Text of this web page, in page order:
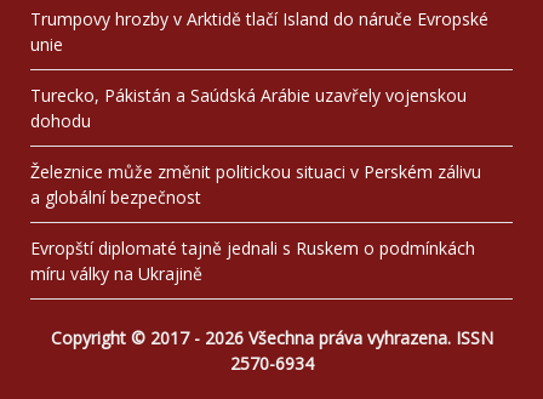
Trumpovy hrozby v Arktidě tlačí Island do náruče Evropské
unie
Turecko, Pákistán a Saúdská Arábie uzavřely vojenskou
dohodu
Železnice může změnit politickou situaci v Perském zálivu
a globální bezpečnost
Evropští diplomaté tajně jednali s Ruskem o podmínkách
míru války na Ukrajině
Copyright © 2017 - 2026 Všechna práva vyhrazena. ISSN
2570-6934